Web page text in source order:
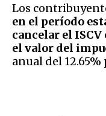
Los
en el período
cancelar el
el valor del
anual del